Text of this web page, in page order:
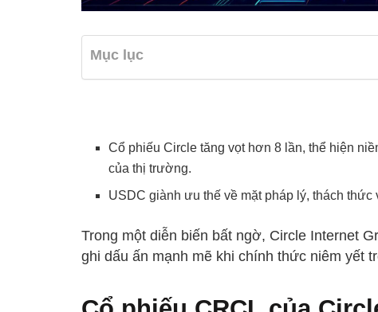
Mục lục
Cổ phiếu Circle tăng vọt hơn 8 lần, thể hiện
của thị trường.
USDC giành ưu thế về mặt pháp lý, thách
Trong một diễn biến bất ngờ, Circle Internet
ghi dấu ấn mạnh mẽ khi chính thức niêm yết